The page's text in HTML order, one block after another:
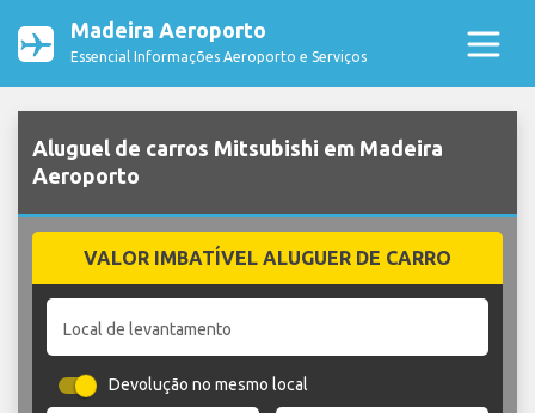
Madeira Aeroporto
Essencial Informações Aeroporto e Serviços
Aluguel de carros Mitsubishi em Madeira
Aeroporto
VALOR IMBATÍVEL ALUGUER DE CARRO
Local de levantamento
Devolução no mesmo local